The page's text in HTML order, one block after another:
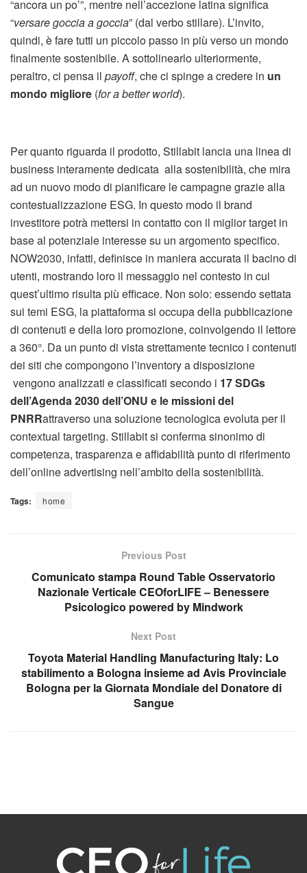
“ancora un po’”, mentre nell’accezione latina significa
“versare goccia a goccia” (dal verbo stillare). L’invito,
quindi, è fare tutti un piccolo passo in più verso un mondo
finalmente sostenibile. A sottolinearlo ulteriormente,
peraltro, ci pensa il payoff, che ci spinge a credere in un
mondo migliore (for a better world).
Per quanto riguarda il prodotto, Stillabit lancia una linea di
business interamente dedicata alla sostenibilità, che mira
ad un nuovo modo di pianificare le campagne grazie alla
contestualizzazione ESG. In questo modo il brand
investitore potrà mettersi in contatto con il miglior target in
base al potenziale interesse su un argomento specifico.
NOW2030, infatti, definisce in maniera accurata il bacino di
utenti, mostrando loro il messaggio nel contesto in cui
quest’ultimo risulta più efficace. Non solo: essendo settata
sui temi ESG, la piattaforma si occupa della pubblicazione
di contenuti e della loro promozione, coinvolgendo il lettore
a 360°. Da un punto di vista strettamente tecnico i contenuti
dei siti che compongono l’inventory a disposizione
vengono analizzati e classificati secondo i 17 SDGs
dell’Agenda 2030 dell’ONU e le missioni del
PNRRattraverso una soluzione tecnologica evoluta per il
contextual targeting. Stillabit si conferma sinonimo di
competenza, trasparenza e affidabilità punto di riferimento
dell’online advertising nell’ambito della sostenibilità.
Tags: home
Previous Post
Comunicato stampa Round Table Osservatorio
Nazionale Verticale CEOforLIFE – Benessere
Psicologico powered by Mindwork
Next Post
Toyota Material Handling Manufacturing Italy: Lo
stabilimento a Bologna insieme ad Avis Provinciale
Bologna per la Giornata Mondiale del Donatore di
Sangue